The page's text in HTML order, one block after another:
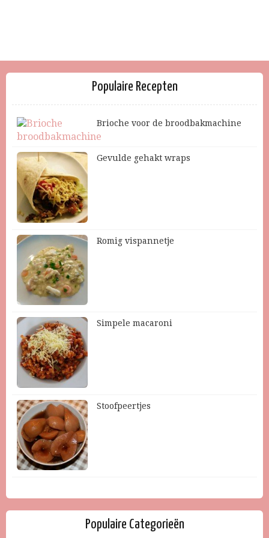
Populaire Recepten
Brioche voor de broodbakmachine
Gevulde gehakt wraps
Romig vispannetje
Simpele macaroni
Stoofpeertjes
Populaire Categorieën